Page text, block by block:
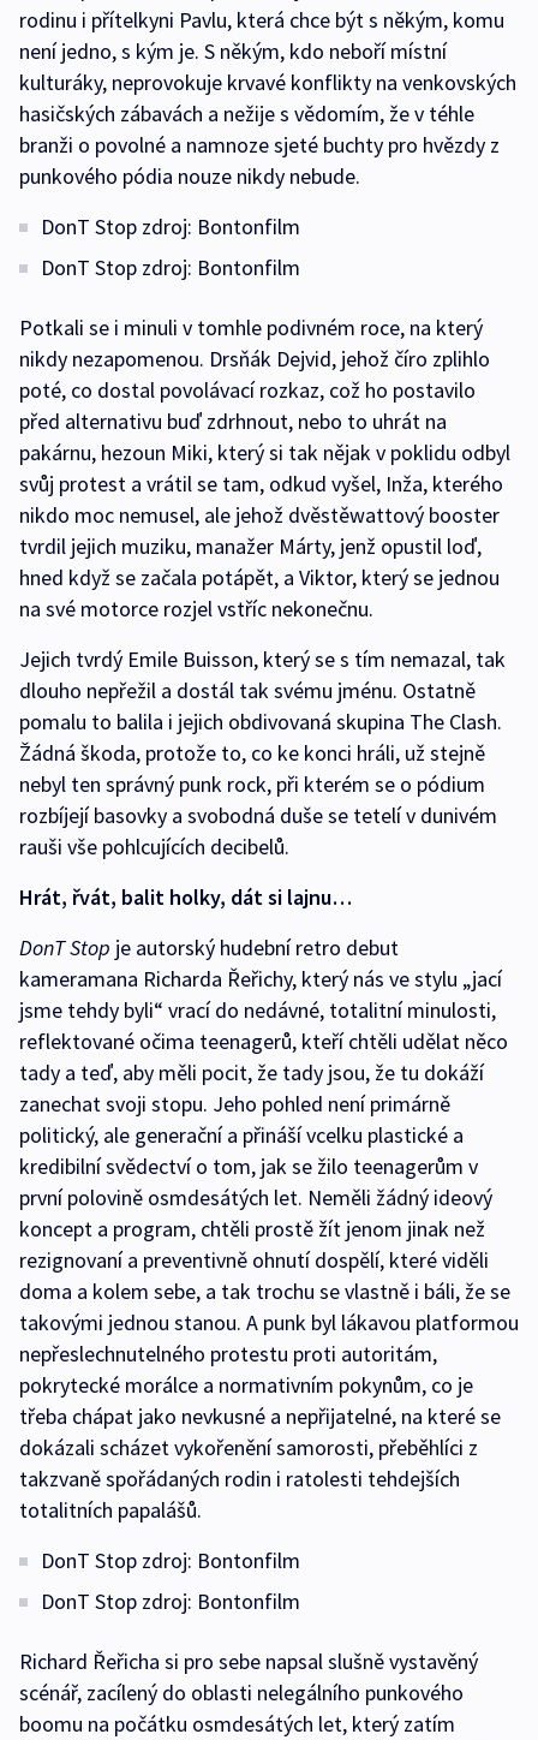
rodinu i přítelkyni Pavlu, která chce být s někým, komu
není jedno, s kým je. S někým, kdo neboří místní
kulturáky, neprovokuje krvavé konflikty na venkovských
hasičských zábavách a nežije s vědomím, že v téhle
branži o povolné a namnoze sjeté buchty pro hvězdy z
punkového pódia nouze nikdy nebude.
DonT Stop zdroj: Bontonfilm
DonT Stop zdroj: Bontonfilm
Potkali se i minuli v tomhle podivném roce, na který
nikdy nezapomenou. Drsňák Dejvid, jehož číro zplihlo
poté, co dostal povolávací rozkaz, což ho postavilo
před alternativu buď zdrhnout, nebo to uhrát na
pakárnu, hezoun Miki, který si tak nějak v poklidu odbyl
svůj protest a vrátil se tam, odkud vyšel, Inža, kterého
nikdo moc nemusel, ale jehož dvěstěwattový booster
tvrdil jejich muziku, manažer Márty, jenž opustil loď,
hned když se začala potápět, a Viktor, který se jednou
na své motorce rozjel vstříc nekonečnu.
Jejich tvrdý Emile Buisson, který se s tím nemazal, tak
dlouho nepřežil a dostál tak svému jménu. Ostatně
pomalu to balila i jejich obdivovaná skupina The Clash.
Žádná škoda, protože to, co ke konci hráli, už stejně
nebyl ten správný punk rock, při kterém se o pódium
rozbíjejí basovky a svobodná duše se tetelí v dunivém
rauši vše pohlcujících decibelů.
Hrát, řvát, balit holky, dát si lajnu…
DonT Stop je autorský hudební retro debut
kameramana Richarda Řeřichy, který nás ve stylu „jací
jsme tehdy byli“ vrací do nedávné, totalitní minulosti,
reflektované očima teenagerů, kteří chtěli udělat něco
tady a teď, aby měli pocit, že tady jsou, že tu dokáží
zanechat svoji stopu. Jeho pohled není primárně
politický, ale generační a přináší vcelku plastické a
kredibilní svědectví o tom, jak se žilo teenagerům v
první polovině osmdesátých let. Neměli žádný ideový
koncept a program, chtěli prostě žít jenom jinak než
rezignovaní a preventivně ohnutí dospělí, které viděli
doma a kolem sebe, a tak trochu se vlastně i báli, že se
takovými jednou stanou. A punk byl lákavou platformou
nepřeslechnutelného protestu proti autoritám,
pokrytecké morálce a normativním pokynům, co je
třeba chápat jako nevkusné a nepřijatelné, na které se
dokázali scházet vykořenění samorosti, přeběhlíci z
takzvaně spořádaných rodin i ratolesti tehdejších
totalitních papalášů.
DonT Stop zdroj: Bontonfilm
DonT Stop zdroj: Bontonfilm
Richard Řeřicha si pro sebe napsal slušně vystavěný
scénář, zacílený do oblasti nelegálního punkového
boomu na počátku osmdesátých let, který zatím